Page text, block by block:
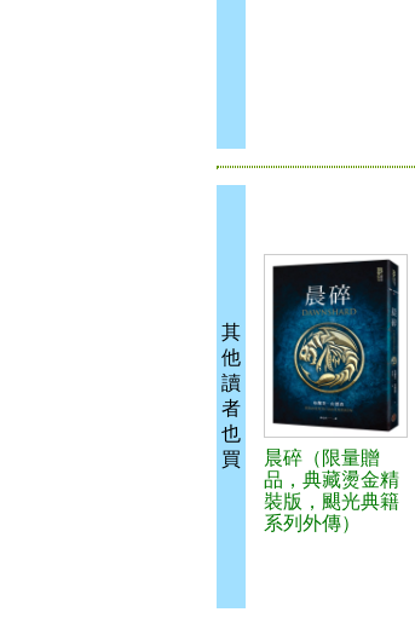
其
他
讀
者
也
買
晨碎（限量贈
品，典藏燙金精
裝版，颶光典籍
系列外傳）